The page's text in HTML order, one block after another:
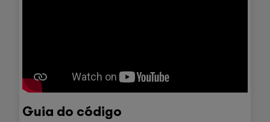
Guia do código